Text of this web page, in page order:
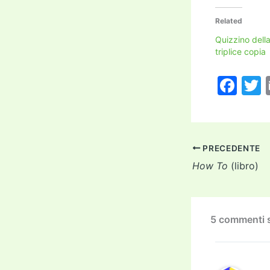
Related
Quizzino
triplice copia
F
c
e
b
o
k
PRECEDENTE
How To (libro)
5 commenti